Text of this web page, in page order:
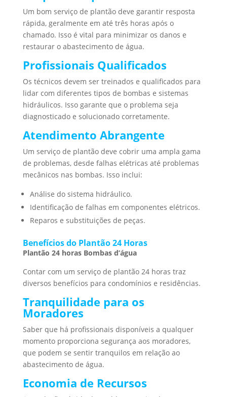
Um bom serviço de plantão deve garantir resposta
rápida, geralmente em até três horas após o
chamado. Isso é vital para minimizar os danos e
restaurar o abastecimento de água.
Profissionais Qualificados
Os técnicos devem ser treinados e qualificados para
lidar com diferentes tipos de bombas e sistemas
hidráulicos. Isso garante que o problema seja
diagnosticado e solucionado corretamente.
Atendimento Abrangente
Um serviço de plantão deve cobrir uma ampla gama
de problemas, desde falhas elétricas até problemas
mecânicos nas bombas. Isso inclui:
Análise do sistema hidráulico.
Identificação de falhas em componentes elétricos.
Reparos e substituições de peças.
Benefícios do Plantão 24 Horas
Plantão 24 horas Bombas d’água
Contar com um serviço de plantão 24 horas traz
diversos benefícios para condomínios e residências.
Tranquilidade para os
Moradores
Saber que há profissionais disponíveis a qualquer
momento proporciona segurança aos moradores,
que podem se sentir tranquilos em relação ao
abastecimento de água.
Economia de Recursos